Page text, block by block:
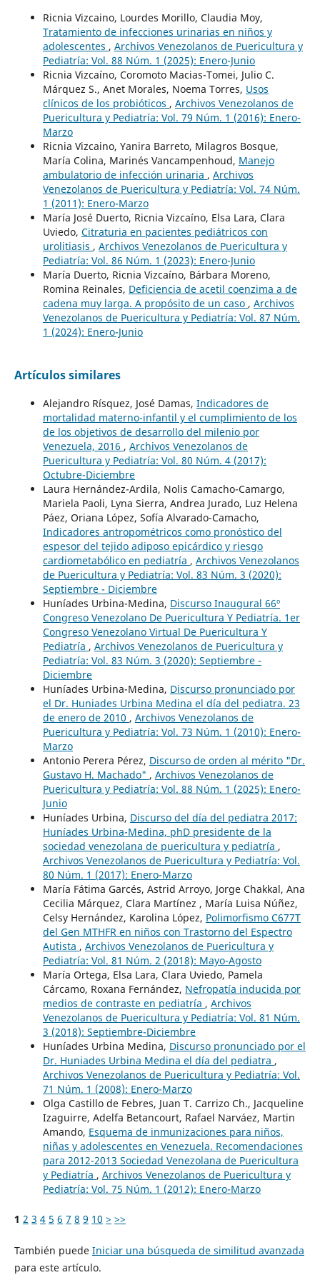
Ricnia Vizcaino, Lourdes Morillo, Claudia Moy,
Tratamiento de infecciones urinarias en niños y
adolescentes , Archivos Venezolanos de Puericultura y
Pediatría: Vol. 88 Núm. 1 (2025): Enero-Junio
Ricnia Vizcaíno, Coromoto Macias-Tomei, Julio C.
Márquez S., Anet Morales, Noema Torres, Usos
clínicos de los probióticos , Archivos Venezolanos de
Puericultura y Pediatría: Vol. 79 Núm. 1 (2016): Enero-
Marzo
Ricnia Vizcaino, Yanira Barreto, Milagros Bosque,
María Colina, Marinés Vancampenhoud, Manejo
ambulatorio de infección urinaria , Archivos
Venezolanos de Puericultura y Pediatría: Vol. 74 Núm.
1 (2011): Enero-Marzo
María José Duerto, Ricnia Vizcaíno, Elsa Lara, Clara
Uviedo, Citraturia en pacientes pediátricos con
urolitiasis , Archivos Venezolanos de Puericultura y
Pediatría: Vol. 86 Núm. 1 (2023): Enero-Junio
María Duerto, Ricnia Vizcaíno, Bárbara Moreno,
Romina Reinales, Deficiencia de acetil coenzima a de
cadena muy larga. A propósito de un caso , Archivos
Venezolanos de Puericultura y Pediatría: Vol. 87 Núm.
1 (2024): Enero-Junio
Artículos similares
Alejandro Rísquez, José Damas, Indicadores de
mortalidad materno-infantil y el cumplimiento de los
de los objetivos de desarrollo del milenio por
Venezuela, 2016 , Archivos Venezolanos de
Puericultura y Pediatría: Vol. 80 Núm. 4 (2017):
Octubre-Diciembre
Laura Hernández-Ardila, Nolis Camacho-Camargo,
Mariela Paoli, Lyna Sierra, Andrea Jurado, Luz Helena
Páez, Oriana López, Sofía Alvarado-Camacho,
Indicadores antropométricos como pronóstico del
espesor del tejido adiposo epicárdico y riesgo
cardiometabólico en pediatría , Archivos Venezolanos
de Puericultura y Pediatría: Vol. 83 Núm. 3 (2020):
Septiembre - Diciembre
Huníades Urbina-Medina, Discurso Inaugural 66º
Congreso Venezolano De Puericultura Y Pediatría. 1er
Congreso Venezolano Virtual De Puericultura Y
Pediatría , Archivos Venezolanos de Puericultura y
Pediatría: Vol. 83 Núm. 3 (2020): Septiembre -
Diciembre
Huníades Urbina-Medina, Discurso pronunciado por
el Dr. Huniades Urbina Medina el día del pediatra. 23
de enero de 2010 , Archivos Venezolanos de
Puericultura y Pediatría: Vol. 73 Núm. 1 (2010): Enero-
Marzo
Antonio Perera Pérez, Discurso de orden al mérito "Dr.
Gustavo H. Machado" , Archivos Venezolanos de
Puericultura y Pediatría: Vol. 88 Núm. 1 (2025): Enero-
Junio
Huníades Urbina, Discurso del día del pediatra 2017:
Huníades Urbina-Medina, phD presidente de la
sociedad venezolana de puericultura y pediatría ,
Archivos Venezolanos de Puericultura y Pediatría: Vol.
80 Núm. 1 (2017): Enero-Marzo
María Fátima Garcés, Astrid Arroyo, Jorge Chakkal, Ana
Cecilia Márquez, Clara Martínez , María Luisa Núñez,
Celsy Hernández, Karolina López, Polimorfismo C677T
del Gen MTHFR en niños con Trastorno del Espectro
Autista , Archivos Venezolanos de Puericultura y
Pediatría: Vol. 81 Núm. 2 (2018): Mayo-Agosto
María Ortega, Elsa Lara, Clara Uviedo, Pamela
Cárcamo, Roxana Fernández, Nefropatía inducida por
medios de contraste en pediatría , Archivos
Venezolanos de Puericultura y Pediatría: Vol. 81 Núm.
3 (2018): Septiembre-Diciembre
Huníades Urbina Medina, Discurso pronunciado por el
Dr. Huniades Urbina Medina el día del pediatra ,
Archivos Venezolanos de Puericultura y Pediatría: Vol.
71 Núm. 1 (2008): Enero-Marzo
Olga Castillo de Febres, Juan T. Carrizo Ch., Jacqueline
Izaguirre, Adelfa Betancourt, Rafael Narváez, Martin
Amando, Esquema de inmunizaciones para niños,
niñas y adolescentes en Venezuela. Recomendaciones
para 2012-2013 Sociedad Venezolana de Puericultura
y Pediatría , Archivos Venezolanos de Puericultura y
Pediatría: Vol. 75 Núm. 1 (2012): Enero-Marzo
1 2 3 4 5 6 7 8 9 10 > >>
También puede Iniciar una búsqueda de similitud avanzada
para este artículo.